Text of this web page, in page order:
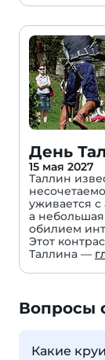
День
15 мая 2027
Таллин
уживается
а
обилием
Этот
Таллина —
Вопросы
Какие